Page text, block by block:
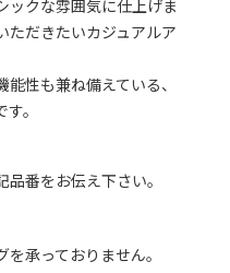
ックな雰囲気に仕上げま
ただきたいカジュアルア
性も兼ね備えている、
。
番をお伝え下さい。
承っておりません。